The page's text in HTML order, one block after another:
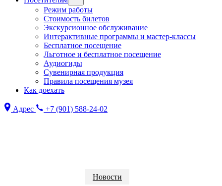
Режим работы
Стоимость билетов
Экскурсионное обслуживание
Интерактивные программы и мастер-классы
Бесплатное посещение
Льготное и бесплатное посещение
Аудиогиды
Сувенирная продукция
Правила посещения музея
Как доехать
Адрес
+7 (901) 588-24-02
Новости